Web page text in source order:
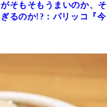
そもそもうまいのか、そ
るのか!?：パリッコ『今